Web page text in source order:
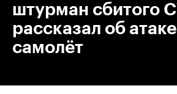
штурман сбитого
рассказал об
самолёт